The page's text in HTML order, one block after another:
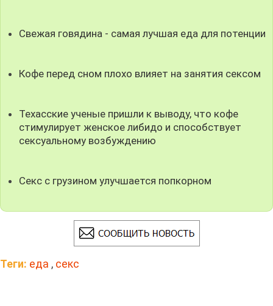
Свежая говядина - самая лучшая еда для потенции
Кофе перед сном плохо влияет на занятия сексом
Техасские ученые пришли к выводу, что кофе
стимулирует женское либидо и способствует
сексуальному возбуждению
Секс с грузином улучшается попкорном
Теги: еда , секс